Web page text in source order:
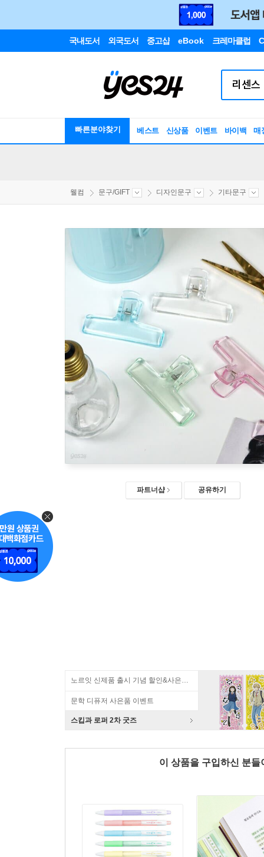
국내도서 외국도서 중고샵 eBook 크레마클럽
빠른분야찾기 베스트 신상품 이벤트 바이백 매
웰컴 문구/GIFT 디자인문구 기타문구
파트너샵 공유하기
노르잇 신제품 출시 기념 할인&사은품 증정!
문학 디퓨저 사은품 이벤트
스킵과 로퍼 2차 굿즈
이 상품을 구입하신 분